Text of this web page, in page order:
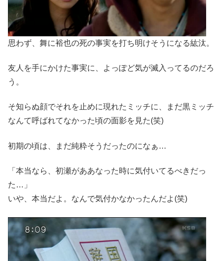
思わず、舞に裕也の死の事実を打ち明けそうになる紘汰。
友人を手にかけた事実に、よっぽど気が滅入ってるのだろ
う。
そ知らぬ顔でそれを止めに現れたミッチに、まだ黒ミッチ
なんて呼ばれてなかった頃の面影を見た(笑)
初期の頃は、まだ純粋そうだったのになぁ…
「本当なら、初瀬がああなった時に気付いてるべきだっ
た…」
いや、本当だよ。なんで気付かなかったんだよ(笑)